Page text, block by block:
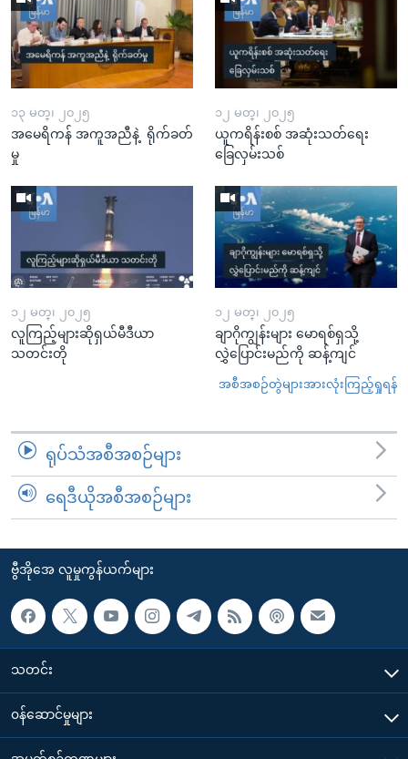
၁၃ မတ္၊ ၂၀၂၅
အမေရိကန် အကူအညီနဲ့ ရိုက်ခတ်
မှု
၁၂ မတ္၊ ၂၀၂၅
ယူကရိန်းစစ် အဆုံးသတ်ရေး
ခြေလှမ်းသစ်
၁၂ မတ္၊ ၂၀၂၅
လူကြည့်များဆိုရှယ်မီဒီယာ
သတင်းတို
၁၂ မတ္၊ ၂၀၂၅
ချာဂိုကျွန်းများ မောရစ်ရှသို့
လွှဲပြောင်းမည်ကို ဆန့်ကျင်
အစီအစဉ်တွဲများအားလုံးကြည့်ရှုရန်
ရုပ်သံအစီအစဉ်များ
ရေဒီယိုအစီအစဉ်များ
ဗွီအိုအေ လူမှုကွန်ယက်များ
သတင်း
၀န်ဆောင်မှုများ